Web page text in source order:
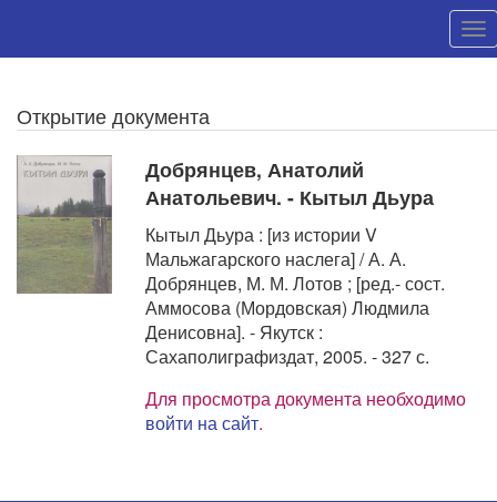
Открытие документа
Добрянцев, Анатолий
Анатольевич. - Кытыл Дьура
Кытыл Дьура : [из истории V
Мальжагарского наслега] / А. А.
Добрянцев, М. М. Лотов ; [ред.- сост.
Аммосова (Мордовская) Людмила
Денисовна]. - Якутск :
Сахаполиграфиздат, 2005. - 327 с.
Для просмотра документа необходимо
войти на сайт.